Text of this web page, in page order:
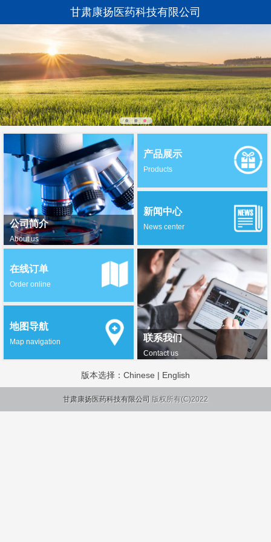
甘肃康扬医药科技有限公司
公司简介
About us
产品展示
Products
新闻中心
News center
联系我们
Contact us
在线订单
Order online
地图导航
Map navigation
版本选择： Chinese | English
甘肃康扬医药科技有限公司 版权所有(C)2022